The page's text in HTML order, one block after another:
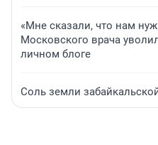
«Мне сказали, что нам
Московского врача
личном блоге
Соль земли